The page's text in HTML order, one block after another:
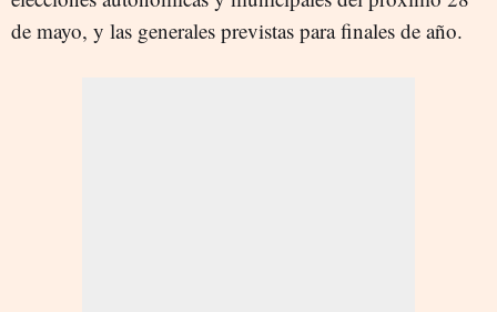
de mayo, y las generales previstas para finales de año.